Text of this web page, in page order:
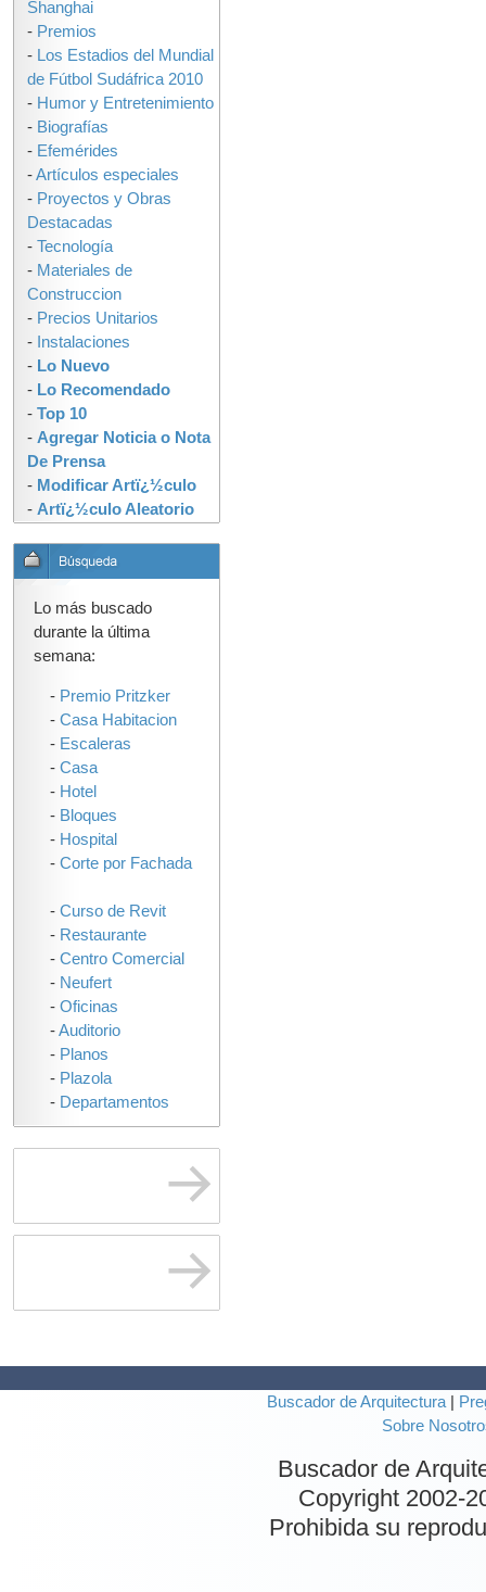
Buscador de Arquitectura
Sobre
Buscador de
Copyright 2002-
Prohibida su
Shanghai
- Premios
- Los Estadios del Mundial
de Fútbol Sudáfrica 2010
- Humor y Entretenimiento
- Biografías
- Efemérides
-Artículos especiales
- Proyectos y Obras
Destacadas
- Tecnología
- Materiales de
Construccion
- Precios Unitarios
- Instalaciones
- Lo Nuevo
- Lo Recomendado
- Top 10
- Agregar Noticia o Nota
De Prensa
- Modificar Artï¿½culo
- Artï¿½culo Aleatorio
Lo más buscado
durante la última
semana:
- Premio Pritzker
- Casa Habitacion
- Escaleras
- Casa
- Hotel
- Bloques
- Hospital
- Corte por Fachada
- Curso de Revit
- Restaurante
- Centro Comercial
- Neufert
- Oficinas
-Auditorio
- Planos
- Plazola
- Departamentos